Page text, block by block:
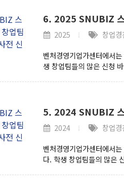
6. 2025 SNUBIZ 스
2025
창업경
벤처경영기업가센터에서
생 창업팀들의 많은 신청
5. 2024 SNUBIZ 스
2024
창업경
벤처경영기업가센터에서
다. 학생 창업팀들의 많은